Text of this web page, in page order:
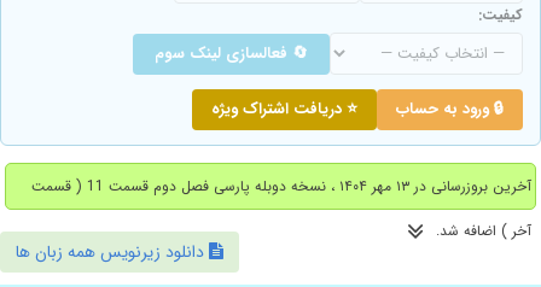
کیفیت:
🔄 فعالسازی لینک سوم
🔒 ورود به حساب ⭐ دریافت اشتراک ویژه
آخرین بروزرسانی در ۱۳ مهر ۱۴۰۴ ، نسخه دوبله پارسی فصل دوم قسمت 11 ( قسمت
آخر ) اضافه شد.
دانلود زیرنویس همه زبان ها